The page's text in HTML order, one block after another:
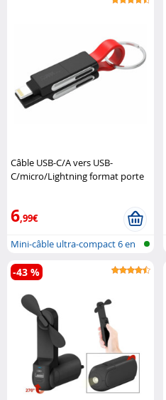
Câble USB-C/A vers USB-
C/micro/Lightning format porte
6,99€
Mini-câble ultra-compact 6 en
1 USB..
-43 %